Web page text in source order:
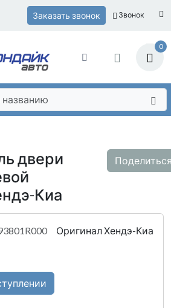
Заказать звонок Звонок
0
двери
Киа
Оригинал Хендэ-Киа